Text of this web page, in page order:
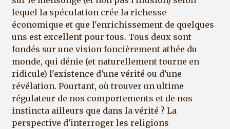
lequel la spéculation crée la richesse
économique et que l'enrichissement de quelques
uns est excellent pour tous. Tous deux sont
fondés sur une vision foncièrement athée du
monde, qui dénie (et naturellement tourne en
ridicule) l'existence d'une vérité ou d'une
révélation. Pourtant, où trouver un ultime
régulateur de nos comportements et de nos
instincta ailleurs que dans la vérité ? La
perspective d'interroger les religions